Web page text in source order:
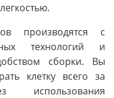
производятся с
технологий и
сборки. Вы
клетку всего за
использования